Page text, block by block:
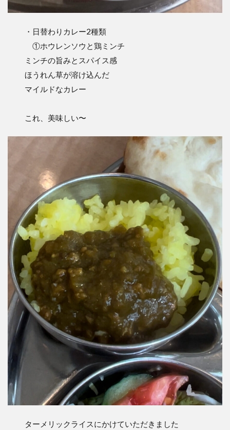
・日替わりカレー2種類
①ホウレンソウと鶏ミンチ
ミンチの旨みとスパイス感
ほうれん草が溶け込んだ
マイルドなカレー
これ、美味しい〜
ターメリックライスにかけていただきました